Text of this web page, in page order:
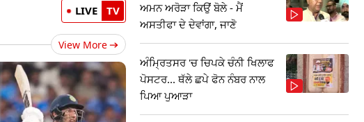
LIVE TV
View More
ਅਮਨ ਅਰੋੜਾ ਕਿਉਂ ਬੋਲੇ - ਮੈਂ
ਅਸਤੀਫਾ ਦੇ ਦੇਵਾਂਗਾ, ਜਾਣੋ
ਅੰਮ੍ਰਿਤਸਰ 'ਚ ਚਿਪਕੇ ਚੰਨੀ ਖਿਲਾਫ
ਪੋਸਟਰ... ਥੱਲੇ ਛਪੇ ਫੋਨ ਨੰਬਰ ਨਾਲ
ਪਿਆ ਪੁਆੜਾ